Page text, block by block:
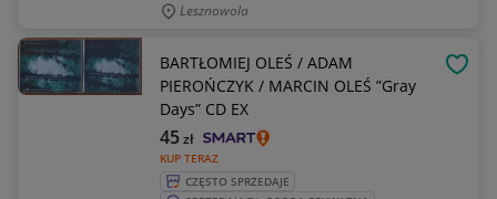
Lesznowola
BARTŁOMIEJ OLEŚ / ADAM
PIEROŃCZYK / MARCIN OLEŚ ”Gray
Days” CD EX
KUP TERAZ
45zł
CZĘSTO SPRZEDAJE